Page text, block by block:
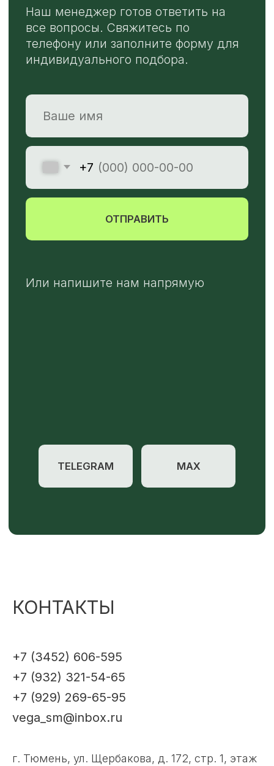
КОНТАКТЫ
+7 (3452) 606-595
+7 (932) 321-54-65
+7 (929) 269-65-95
vega_sm@inbox.ru
г. Тюмень, ул. Щербакова, д. 172, стр. 1, этаж